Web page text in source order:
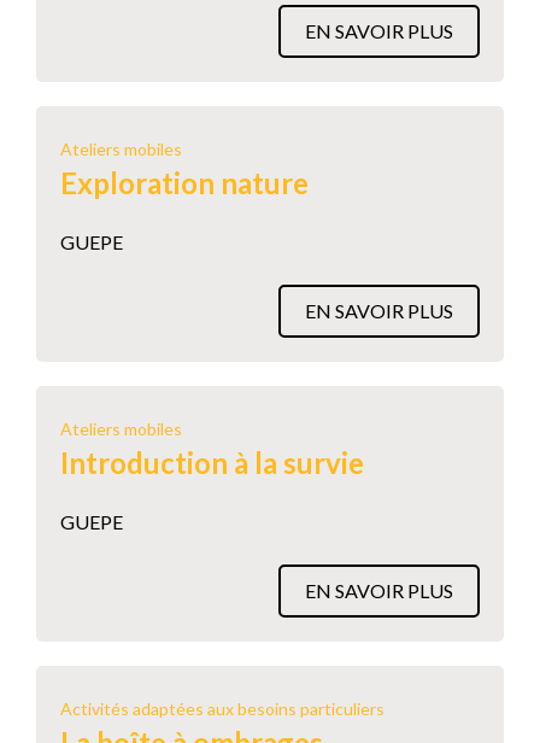
EN SAVOIR PLUS
Ateliers mobiles
Exploration nature
GUEPE
EN SAVOIR PLUS
Ateliers mobiles
Introduction à la survie
GUEPE
EN SAVOIR PLUS
Activités adaptées aux besoins particuliers